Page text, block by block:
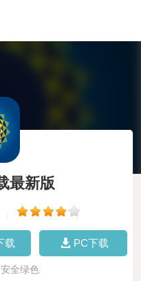
最新版
载 PC下载
全绿色